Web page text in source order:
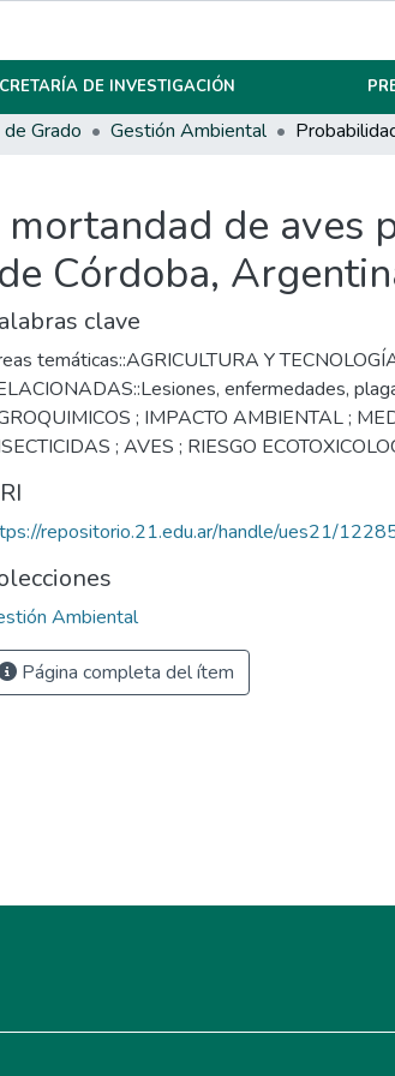
DE INVESTIGACIÓN
Grado Gestión Ambiental
de aves
Córdoba,
clave
temáticas::AGRICULTURA Y
enfermedades,
; IMPACTO AMBIENTAL ;
; AVES ; RIESGO
repositorio.21.edu.ar/handle/ues21/
Ambiental
Página completa del ítem